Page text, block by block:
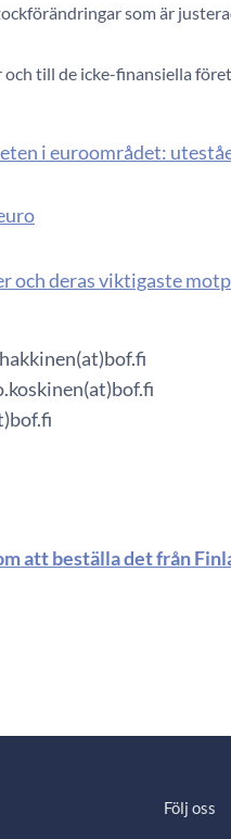
som är
till de icke-finansiella
i euroområdet:
och deras viktigaste
att beställa det från
Följ oss